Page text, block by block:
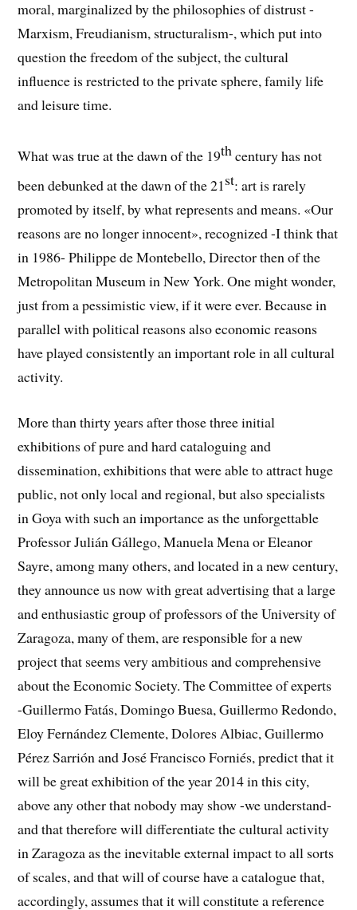
moral, marginalized by the philosophies of distrust -
Marxism, Freudianism, structuralism-, which put into
question the freedom of the subject, the cultural
influence is restricted to the private sphere, family life
and leisure time.
What was true at the dawn of the 19thcentury has not
been debunked at the dawn of the 21st: art is rarely
promoted by itself, by what represents and means. «Our
reasons are no longer innocent», recognized -I think that
in 1986- Philippe de Montebello, Director then of the
Metropolitan Museum in New York. One might wonder,
just from a pessimistic view, if it were ever. Because in
parallel with political reasons also economic reasons
have played consistently an important role in all cultural
activity.
More than thirty years after those three initial
exhibitions of pure and hard cataloguing and
dissemination, exhibitions that were able to attract huge
public, not only local and regional, but also specialists
in Goya with such an importance as the unforgettable
Professor Julián Gállego, Manuela Mena or Eleanor
Sayre, among many others, and located in a new century,
they announce us now with great advertising that a large
and enthusiastic group of professors of the University of
Zaragoza, many of them, are responsible for a new
project that seems very ambitious and comprehensive
about the Economic Society. The Committee of experts
-Guillermo Fatás, Domingo Buesa, Guillermo Redondo,
Eloy Fernández Clemente, Dolores Albiac, Guillermo
Pérez Sarrión and José Francisco Forniés, predict that it
will be great exhibition of the year 2014 in this city,
above any other that nobody may show -we understand-
and that therefore will differentiate the cultural activity
in Zaragoza as the inevitable external impact to all sorts
of scales, and that will of course have a catalogue that,
accordingly, assumes that it will constitute a reference